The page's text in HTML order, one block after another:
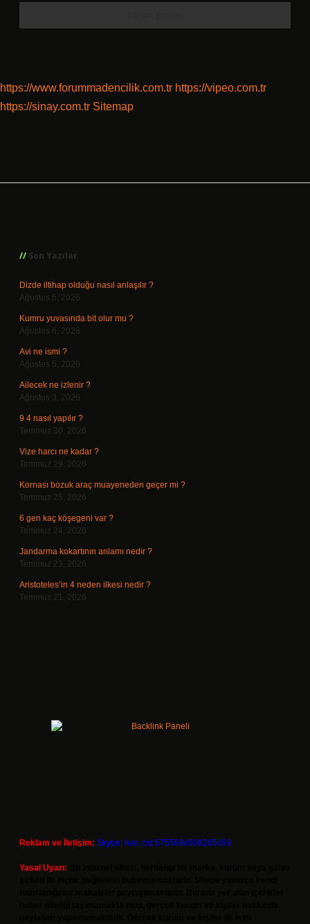
https://www.forummadencilik.com.tr https://vipeo.com.tr
https://sinay.com.tr Sitemap
Son Yazılar
Dizde iltihap olduğu nasıl anlaşılır ?
Ağustos 6, 2026
Kumru yuvasında bit olur mu ?
Ağustos 6, 2026
Avi ne ismi ?
Ağustos 5, 2026
Ailecek ne izlenir ?
Ağustos 3, 2026
9 4 nasıl yapılır ?
Temmuz 30, 2026
Vize harcı ne kadar ?
Temmuz 29, 2026
Kornası bozuk araç muayeneden geçer mi ?
Temmuz 25, 2026
6 gen kaç köşegeni var ?
Temmuz 24, 2026
Jandarma kokartının anlamı nedir ?
Temmuz 23, 2026
Aristoteles’in 4 neden ilkesi nedir ?
Temmuz 21, 2026
Reklam ve İletişim: Skype: live:.cid.575569c608265c69
Yasal Uyarı: